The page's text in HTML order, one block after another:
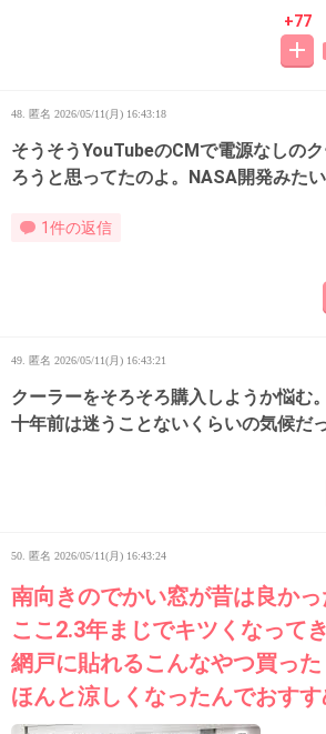
+77
48. 匿名 2026/05/11(月) 16:43:18
そうそうYouTubeのCMで電源なしの
ろうと思ってたのよ。NASA開発みた
1件の返信
49. 匿名 2026/05/11(月) 16:43:21
クーラーをそろそろ購入しようか悩む。
十年前は迷うことないくらいの気候だ
50. 匿名 2026/05/11(月) 16:43:24
南向きのでかい窓が昔は良か
ここ2.3年まじでキツくなって
網戸に貼れるこんなやつ買った
ほんと涼しくなったんでおす